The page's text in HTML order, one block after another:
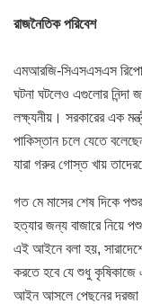
রাজনৈতিক পরিবেশ
এমআরজি-সিএসএসএস
ঘটনা ঘটলেও এগুলোর নিন্দা
লক্ষ্যনীয়। সরকারের এক
পাকিস্তান চলে যেতে
যারা গরুর গোস্ত খায়
গত মে মাসের শেষ দিকে
হত্যার জন্য বাজারে নিয়ে
এই আইনে বলা হয়,
করতে হবে যে শুধু
আইন আসলে পেছনের দরজা